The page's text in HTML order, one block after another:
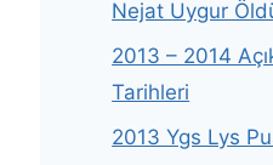
Nejat Uygur
2013 – 2014
Tarihleri
2013 Ygs Lys